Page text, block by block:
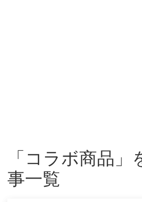
「コラボ商品」
事一覧